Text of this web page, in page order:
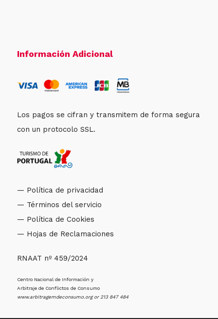
Información Adicional
Los pagos se cifran y transmitem de forma segura
con un protocolo SSL.
— Política de privacidad
— Términos del servicio
— Política de Cookies
— Hojas de Reclamaciones
RNAAT nº 459/2024
Centro Nacional de Información y
Arbitraje de Conflictos de Consumo
www.arbitragemdeconsumo.orgor 213 847 484